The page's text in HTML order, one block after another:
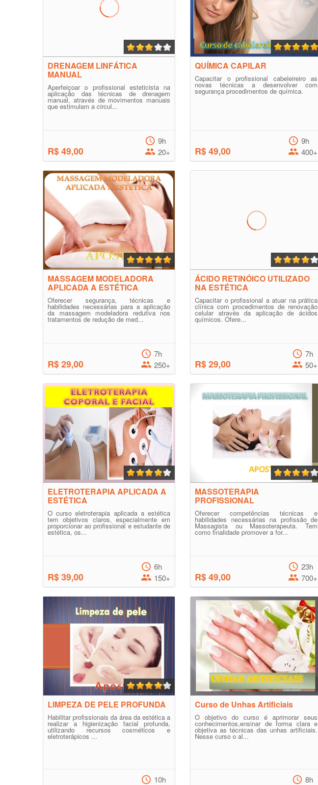
DRENAGEM LINFÁTICA
MANUAL
Aperfeiçoar o profissional esteticista na
aplicação das técnicas de drenagem
manual, através de movimentos manuais
que estimulam a circul...
R$ 49,00
9h
20+
QUÍMICA CAPILAR
Capacitar o profissional cabeleireiro as
novas técnicas a desenvolver com
segurança procedimentos de química.
R$ 49,00
9h
400+
MASSAGEM MODELADORA
APLICADA A ESTÉTICA
Oferecer segurança, técnicas e
habilidades necessárias para a aplicação
da massagem modeladora redutiva nos
tratamentos de redução de med...
R$ 29,00
7h
250+
ÁCIDO RETINÓICO UTILIZADO
NA ESTÉTICA
Capacitar o profissional a atuar na prática
clínica com procedimentos de renovação
celular através da aplicação de ácidos
químicos. Ofere...
R$ 29,00
7h
50+
ELETROTERAPIA APLICADA A
ESTÉTICA
O curso eletroterapia aplicada a estética
tem objetivos claros, especialmente em
proporcionar ao profissional e estudante de
estética, os...
R$ 39,00
6h
150+
MASSOTERAPIA
PROFISSIONAL
Oferecer competências técnicas e
habilidades necessárias na profissão de
Massagista ou Massoterapeuta. Tem
como finalidade promover a for...
R$ 49,00
23h
700+
LIMPEZA DE PELE PROFUNDA
Habilitar profissionais da área da estética a
realizar a higienização facial profunda,
utilizando recursos cosméticos e
eletroterápicos ...
10h
Curso de Unhas Artificiais
O objetivo do curso é aprimorar seus
conhecimentos,ensinar de forma clara e
objetiva as técnicas das unhas artificiais.
Nesse curso o al...
8h